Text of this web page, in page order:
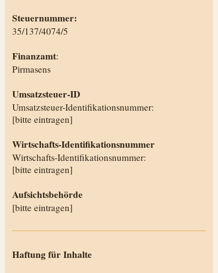
Steuernummer:
35/137/4074/5
Finanzamt:
Pirmasens
Umsatzsteuer-ID
Umsatzsteuer-Identifikationsnummer:
[bitte eintragen]
Wirtschafts-Identifikationsnummer
Wirtschafts-Identifikationsnummer:
[bitte eintragen]
Aufsichtsbehörde
[bitte eintragen]
Haftung für Inhalte